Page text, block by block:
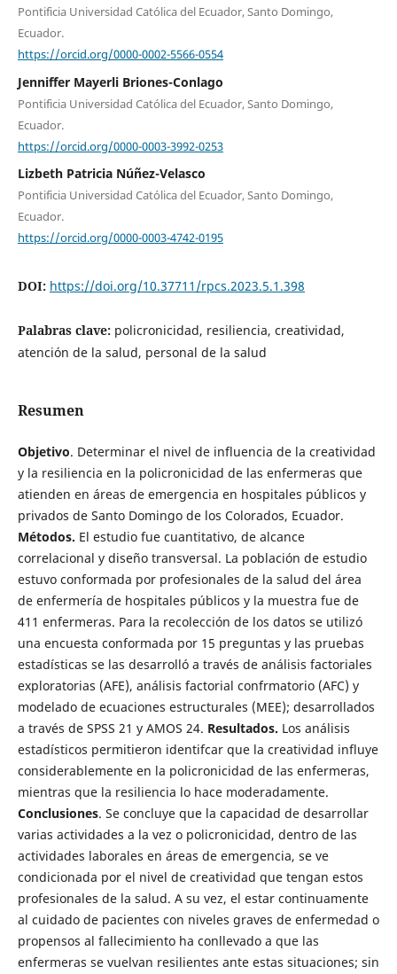
Pontificia Universidad Católica del Ecuador, Santo Domingo,
Ecuador.
https://orcid.org/0000-0002-5566-0554
Jenniffer Mayerli Briones-Conlago
Pontificia Universidad Católica del Ecuador, Santo Domingo,
Ecuador.
https://orcid.org/0000-0003-3992-0253
Lizbeth Patricia Núñez-Velasco
Pontificia Universidad Católica del Ecuador, Santo Domingo,
Ecuador.
https://orcid.org/0000-0003-4742-0195
DOI: https://doi.org/10.37711/rpcs.2023.5.1.398
Palabras clave: policronicidad, resiliencia, creatividad,
atención de la salud, personal de la salud
Resumen
Objetivo. Determinar el nivel de influencia de la creatividad
y la resiliencia en la policronicidad de las enfermeras que
atienden en áreas de emergencia en hospitales públicos y
privados de Santo Domingo de los Colorados, Ecuador.
Métodos. El estudio fue cuantitativo, de alcance
correlacional y diseño transversal. La población de estudio
estuvo conformada por profesionales de la salud del área
de enfermería de hospitales públicos y la muestra fue de
411 enfermeras. Para la recolección de los datos se utilizó
una encuesta conformada por 15 preguntas y las pruebas
estadísticas se las desarrolló a través de análisis factoriales
exploratorias (AFE), análisis factorial confrmatorio (AFC) y
modelado de ecuaciones estructurales (MEE); desarrollados
a través de SPSS 21 y AMOS 24. Resultados. Los análisis
estadísticos permitieron identifcar que la creatividad influye
considerablemente en la policronicidad de las enfermeras,
mientras que la resiliencia lo hace moderadamente.
Conclusiones. Se concluye que la capacidad de desarrollar
varias actividades a la vez o policronicidad, dentro de las
actividades laborales en áreas de emergencia, se ve
condicionada por el nivel de creatividad que tengan estos
profesionales de la salud. A su vez, el estar continuamente
al cuidado de pacientes con niveles graves de enfermedad o
propensos al fallecimiento ha conllevado a que las
enfermeras se vuelvan resilientes ante estas situaciones; sin